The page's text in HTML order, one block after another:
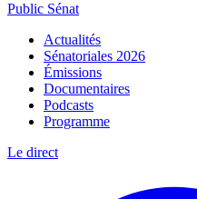
Public Sénat
Actualités
Sénatoriales 2026
Émissions
Documentaires
Podcasts
Programme
Le direct